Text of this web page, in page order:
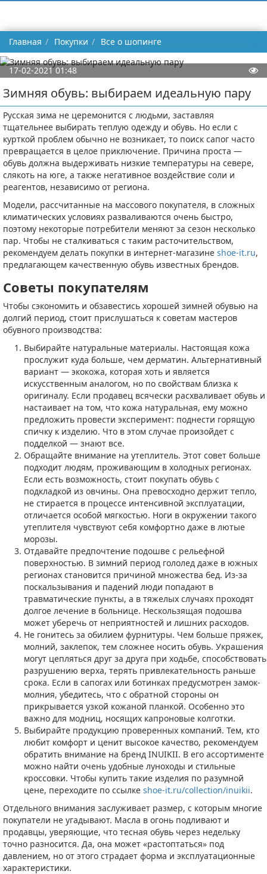
Главная Покупки Все о шопинге
17-02-2021 01:48
Зимняя обувь: выбираем идеальную пару
Русская зима не церемонится с людьми, заставляя
тщательнее выбирать теплую одежду и обувь. Но если с
курткой проблем обычно не возникает, то поиск сапог часто
превращается в целое приключение. Причина проста —
обувь должна выдерживать низкие температуры на севере,
слякоть на юге, а также негативное воздействие соли и
реагентов, независимо от региона.
Модели, рассчитанные на массового покупателя, в сложных
климатических условиях разваливаются очень быстро,
поэтому некоторые потребители меняют за сезон несколько
пар. Чтобы не сталкиваться с таким расточительством,
рекомендуем делать покупки в интернет-магазине shoe-it.ru,
предлагающем качественную обувь известных брендов.
Советы покупателям
Чтобы сэкономить и обзавестись хорошей зимней обувью на
долгий период, стоит прислушаться к советам мастеров
обувного производства:
Выбирайте натуральные материалы. Настоящая кожа
прослужит куда больше, чем дерматин. Альтернативный
вариант — экокожа, которая хоть и является
искусственным аналогом, но по свойствам близка к
оригиналу. Если продавец всячески расхваливает обувь и
настаивает на том, что кожа натуральная, ему можно
предложить провести эксперимент: поднести горящую
спичку к изделию. Что в этом случае произойдет с
подделкой — знают все.
Обращайте внимание на утеплитель. Этот совет больше
подходит людям, проживающим в холодных регионах.
Если есть возможность, стоит покупать обувь с
подкладкой из овчины. Она превосходно держит тепло,
не стирается в процессе интенсивной эксплуатации,
отличается особой мягкостью. Ноги в окружении такого
утеплителя чувствуют себя комфортно даже в лютые
морозы.
Отдавайте предпочтение подошве с рельефной
поверхностью. В зимний период гололед даже в южных
регионах становится причиной множества бед. Из-за
поскальзывания и падений люди попадают в
травматические пункты, а в тяжелых случаях проходят
долгое лечение в больнице. Нескользящая подошва
может уберечь от неприятностей и лишних расходов.
Не гонитесь за обилием фурнитуры. Чем больше пряжек,
молний, заклепок, тем сложнее носить обувь. Украшения
могут цепляться друг за друга при ходьбе, способствовать
разрушению верха, терять привлекательность раньше
срока. Если в сапогах или ботинках предусмотрен замок-
молния, убедитесь, что с обратной стороны он
прикрывается узкой кожаной планкой. Особенно это
важно для модниц, носящих капроновые колготки.
Выбирайте продукцию проверенных компаний. Тем, кто
любит комфорт и ценит высокое качество, рекомендуем
обратить внимание на бренд INUIKII. В его ассортименте
можно найти очень удобные луноходы и стильные
кроссовки. Чтобы купить такие изделия по разумной
цене, переходите по ссылке shoe-it.ru/collection/inuikii.
Отдельного внимания заслуживает размер, с которым многие
покупатели не угадывают. Масла в огонь подливают и
продавцы, уверяющие, что тесная обувь через недельку
точно разносится. Да, она может «растоптаться» под
давлением, но от этого страдает форма и эксплуатационные
характеристики.